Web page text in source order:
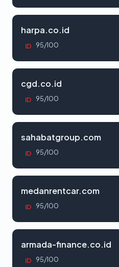
harpa.co.id
ID 95/100
cgd.co.id
ID 95/100
sahabatgroup.com
ID 95/100
medanrentcar.com
ID 95/100
armada-finance.co.id
ID 95/100